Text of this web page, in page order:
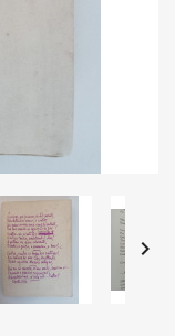
